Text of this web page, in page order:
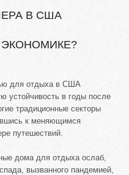
В США
ЭКОНОМИКЕ?
для отдыха в США
устойчивость в годы после
традиционные секторы
к меняющимся
путешествий.
дома для отдыха ослаб,
вызванного пандемией,